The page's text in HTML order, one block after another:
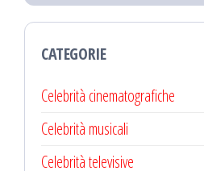
CATEGORIE
Celebrità cinematografiche
Celebrità musicali
Celebrità televisive